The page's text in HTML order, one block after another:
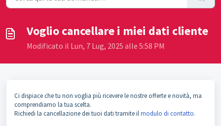
Voglio cancellare i miei dati cliente
Modificato il Lun, 7 Lug, 2025 alle 5:58 PM
Ci dispiace che tu non voglia più ricevere le nostre offerte e novità, ma
comprendiamo la tua scelta.
Richiedi la cancellazione dei tuoi dati tramite ilmodulo di contatto.